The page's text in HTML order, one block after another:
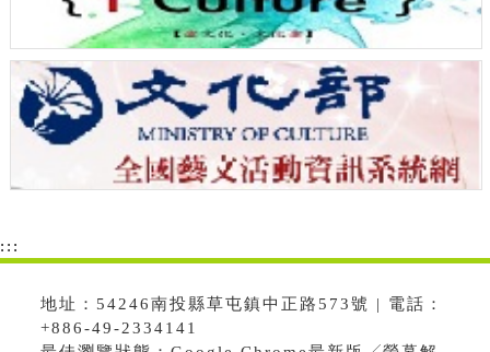
:::
地址：54246南投縣草屯鎮中正路573號 | 電話：
+886-49-2334141